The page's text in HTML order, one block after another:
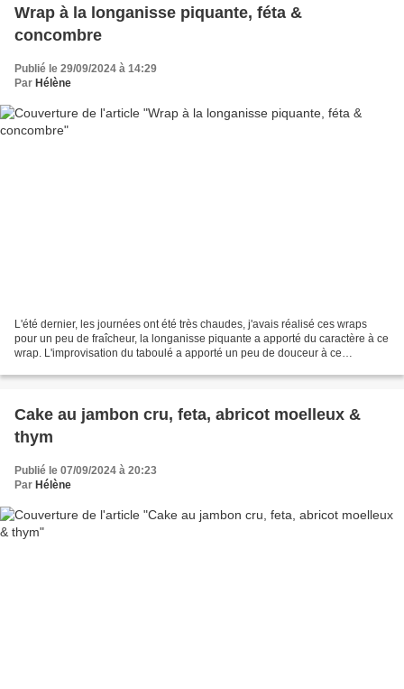
Wrap à la longanisse piquante, féta &
concombre
Publié le 29/09/2024 à 14:29
Par Hélène
L'été dernier, les journées ont été très chaudes, j'avais réalisé ces wraps
pour un peu de fraîcheur, la longanisse piquante a apporté du caractère à ce
wrap. L'improvisation du taboulé a apporté un peu de douceur à ce
Cake au jambon cru, feta, abricot moelleux &
thym
Publié le 07/09/2024 à 20:23
Par Hélène